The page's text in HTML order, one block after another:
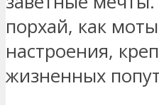
порхай, как
настроения,
жизненных